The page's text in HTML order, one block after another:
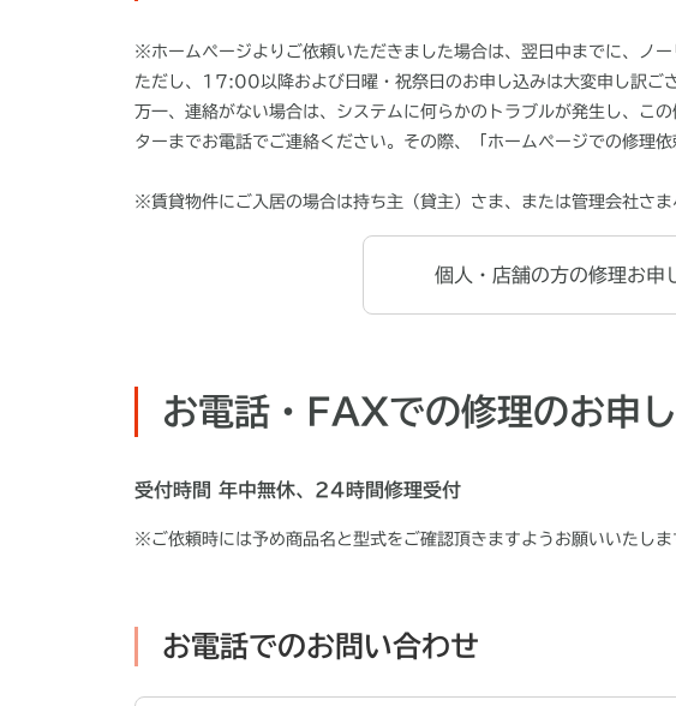
※ホームページよりご依頼いただきました場合は、翌日中までに、ノ
ただし、17:00以降および日曜・祝祭日のお申し込みは大変申し訳ご
万一、連絡がない場合は、システムに何らかのトラブルが発生し、こ
ターまでお電話でご連絡ください。その際、「ホームページでの修理依
※賃貸物件にご入居の場合は持ち主（貸主）さま、または管理会社さま
個人・店舗の方の修理お申
お電話・FAXでの修理のお申
受付時間 年中無休、24時間修理受付
※ご依頼時には予め商品名と型式をご確認頂きますようお願いいたしま
お電話でのお問い合わせ